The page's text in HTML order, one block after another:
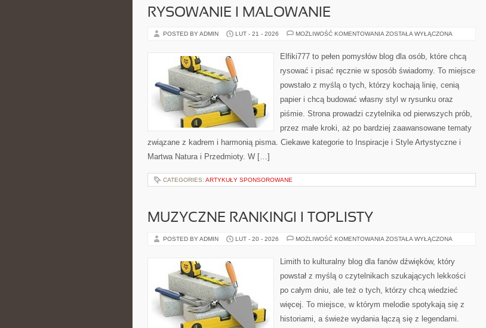
RYSOWANIE I MALOWANIE
POSTED BY ADMIN LUT - 21 - 2026 MOŻLIWOŚĆ KOMENTOWANIA RYSOWANIE
ZOSTAŁA WYŁĄCZONA
Elfiki777 to pełen pomysłów blog dla osób, które chcą
rysować i pisać ręcznie w sposób świadomy. To miejsce
powstało z myślą o tych, którzy kochają linię, cenią
papier i chcą budować własny styl w rysunku oraz
piśmie. Strona prowadzi czytelnika od pierwszych prób,
przez małe kroki, aż po bardziej zaawansowane tematy
związane z kadrem i harmonią pisma. Ciekawe kategorie to Inspiracje i Style Artystyczne i
Martwa Natura i Przedmioty. W […]
CATEGORIES: ARTYKUŁY SPONSOROWANE
MUZYCZNE RANKINGI I TOPLISTY
POSTED BY ADMIN LUT - 20 - 2026 MOŻLIWOŚĆ KOMENTOWANIA MUZYCZNE
TOPLISTY
ZOSTAŁA WYŁĄCZONA
Limith to kulturalny blog dla fanów dźwięków, który
powstał z myślą o czytelnikach szukających lekkości
po całym dniu, ale też o tych, którzy chcą wiedzieć
więcej. To miejsce, w którym melodie spotykają się z
historiami, a świeże wydania łączą się z legendami.